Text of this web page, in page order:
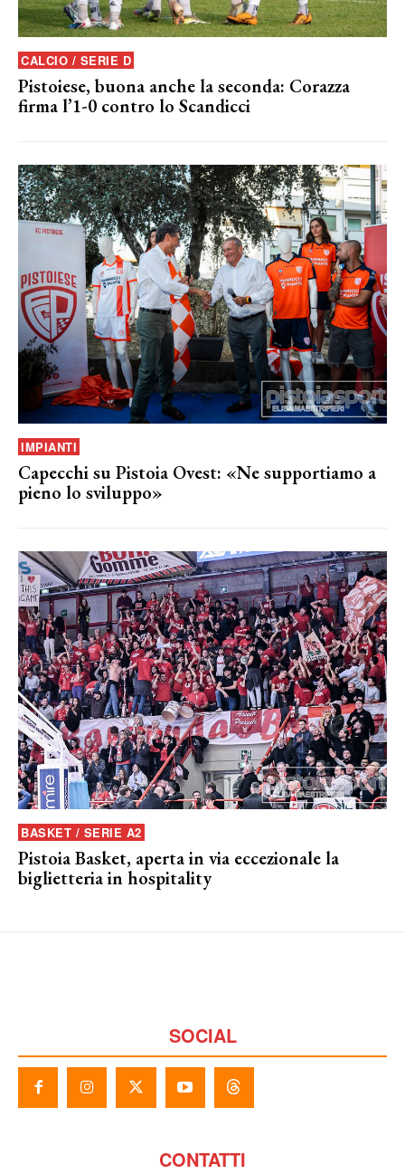
CALCIO / SERIE D
Pistoiese, buona anche la seconda: Corazza
firma l’1-0 contro lo Scandicci
IMPIANTI
Capecchi su Pistoia Ovest: «Ne supportiamo a
pieno lo sviluppo»
BASKET / SERIE A2
Pistoia Basket, aperta in via eccezionale la
biglietteria in hospitality
SOCIAL
CONTATTI